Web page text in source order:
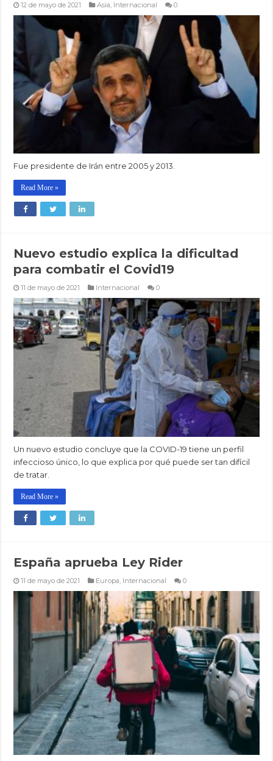
12 de mayo de 2021 Asia, Internacional 0
Fue presidente de Irán entre 2005 y 2013.
Read More »
Nuevo estudio explica la dificultad
para combatir el Covid19
11 de mayo de 2021 Internacional 0
Un nuevo estudio concluye que la COVID-19 tiene un perfil
infeccioso único, lo que explica por qué puede ser tan difícil
de tratar.
Read More »
España aprueba Ley Rider
11 de mayo de 2021 Europa Internacional 0